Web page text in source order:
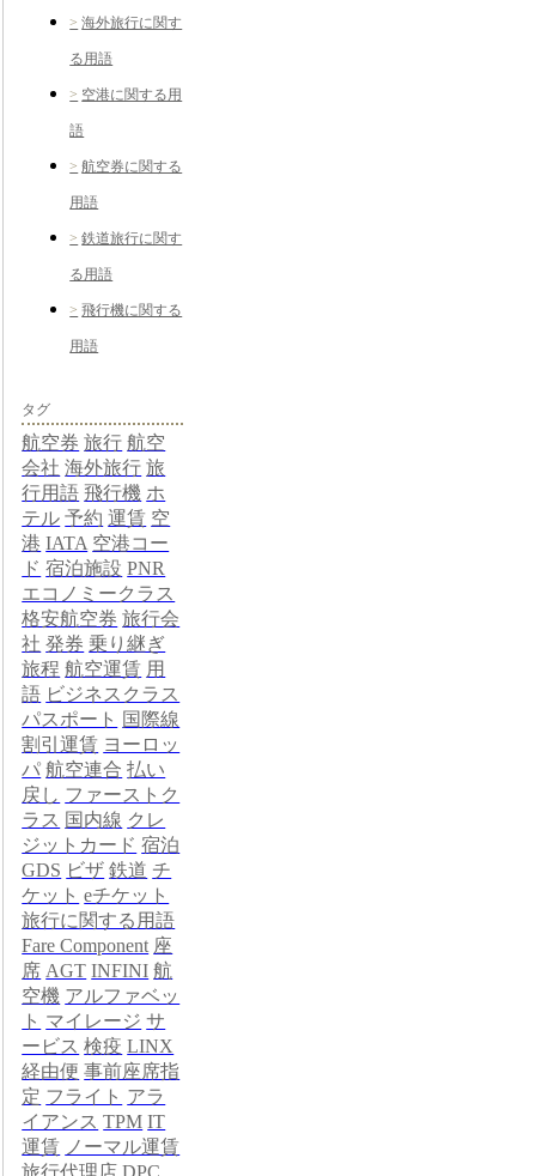
海外旅行に関す
る用語
空港に関する用
語
航空券に関する
用語
鉄道旅行に関す
る用語
飛行機に関する
用語
タグ
航空券 旅行 航空
会社 海外旅行 旅
行用語 飛行機 ホ
テル 予約 運賃 空
港 IATA 空港コー
ド 宿泊施設 PNR
エコノミークラス
格安航空券 旅行会
社 発券 乗り継ぎ
旅程 航空運賃 用
語 ビジネスクラス
パスポート 国際線
割引運賃 ヨーロッ
パ 航空連合 払い
戻し ファーストク
ラス 国内線 クレ
ジットカード 宿泊
GDS ビザ 鉄道 チ
ケット eチケット
旅行に関する用語
Fare Component 座
席 AGT INFINI 航
空機 アルファベッ
ト マイレージ サ
ービス 検疫 LINX
経由便 事前座席指
定 フライト アラ
イアンス TPM IT
運賃 ノーマル運賃